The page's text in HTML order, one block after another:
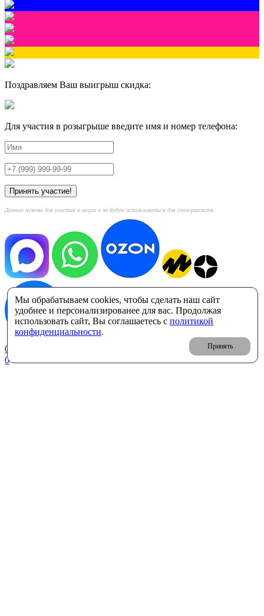
Мы обрабатываем cookies, чтобы сделать наш сайт
удобнее и персонализированее для вас. Продолжая
использовать сайт, Вы соглашаетесь с политикой
конфиденциальности.
Принять
Поздравляем Ваш выигрыш скидка:
Для участия в розыгрыше введите имя и номер телефона:
Данные нужны для участия в акции и не будут использоваться для спам-рассылок.
0
0